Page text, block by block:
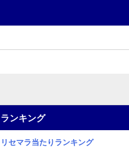
ランキング
リセマラ当たりランキング